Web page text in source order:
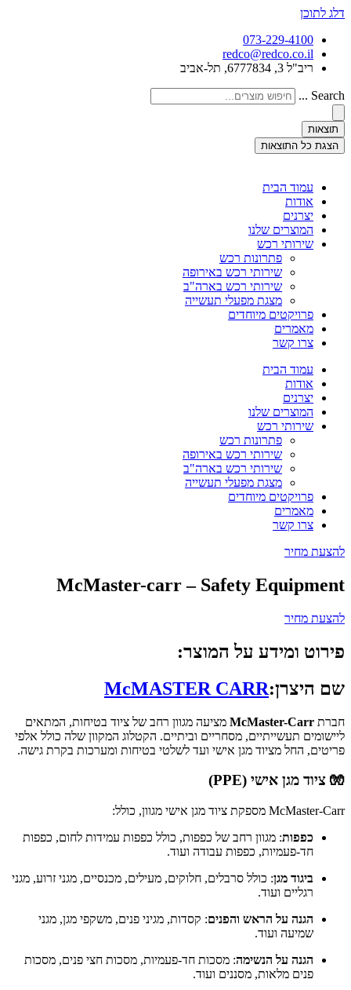
דלג לתוכן
073-229-4100
redco@redco.co.il
ריב"ל 3, 6777834, תל-אביב
Search ...
תוצאות
הצגת כל התוצאות
עמוד הבית
אודות
יצרנים
המוצרים שלנו
שירותי רכש
פתרונות רכש
שירותי רכש באירופה
שירותי רכש בארה"ב
מצגת מפעלי תעשייה
פרויקטים מיוחדים
מאמרים
צרו קשר
עמוד הבית
אודות
יצרנים
המוצרים שלנו
שירותי רכש
פתרונות רכש
שירותי רכש באירופה
שירותי רכש בארה"ב
מצגת מפעלי תעשייה
פרויקטים מיוחדים
מאמרים
צרו קשר
להצעת מחיר
McMaster-carr – Safety Equipment
להצעת מחיר
פירוט ומידע על המוצר:
שם היצרן:McMASTER CARR
חברת McMaster-Carr מציעה מגוון רחב של ציוד בטיחות, המתאים
ליישומים תעשייתיים, מסחריים וביתיים. הקטלוג המקוון שלה כולל אלפי
פריטים, החל מציוד מגן אישי ועד לשלטי בטיחות ומערכות בקרת גישה.
🧤 ציוד מגן אישי (PPE)
McMaster-Carr מספקת ציוד מגן אישי מגוון, כולל:
כפפות: מגוון רחב של כפפות, כולל כפפות עמידות לחום, כפפות
חד-פעמיות, כפפות עבודה ועוד.
ביגוד מגן: כולל סרבלים, חלוקים, מעילים, מכנסיים, מגני זרוע, מגני
רגליים ועוד.
הגנה על הראש והפנים: קסדות, מגיני פנים, משקפי מגן, מגני
שמיעה ועוד.
הגנה על הנשימה: מסכות חד-פעמיות, מסכות חצי פנים, מסכות
פנים מלאות, מסננים ועוד.